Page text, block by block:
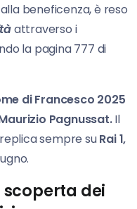
beneficenza, è reso
attraverso i
la pagina 777 di
di Francesco 2025
Pagnussat.Il
sempre suRai1,
scoperta dei